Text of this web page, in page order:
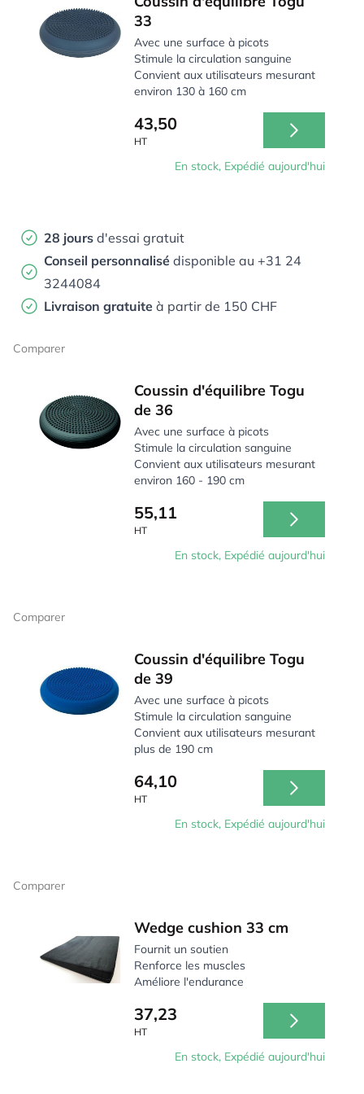
de renforcer les muscles du dos, des fesses et du
plancher pelvien, ainsi que d'améliorer la posture. Les
coussins d'équilibre Togu sont même disponibles en
petite taille pour les enfants, qui peuvent également
être encouragés à faire des exercices sur le coussin
Un coussin de coin d'assise est une solution simple mais
pratique qui donne de bons résultats. Le coussin
soutient le corps dans une position assise naturelle et
muscles sont renforcés.
33
Avec une surface à picots
Stimule la circulation sanguine
Convient aux utilisateurs mesurant
environ 130 à 160 cm
43,50
HT
En stock, Expédié aujourd'hui
28 jours d'essai gratuit
Conseil personnalisé disponible au +31 24
3244084
Livraison gratuite à partir de 150 CHF
Comparer
Coussin d'équilibre Togu
de 36
Avec une surface à picots
Stimule la circulation sanguine
Convient aux utilisateurs mesurant
environ 160 - 190 cm
55,11
HT
En stock, Expédié aujourd'hui
Comparer
Coussin d'équilibre Togu
de 39
Avec une surface à picots
Stimule la circulation sanguine
Convient aux utilisateurs mesurant
plus de 190 cm
64,10
HT
En stock, Expédié aujourd'hui
Comparer
Wedge cushion 33 cm
Fournit un soutien
Renforce les muscles
Améliore l'endurance
37,23
HT
En stock, Expédié aujourd'hui